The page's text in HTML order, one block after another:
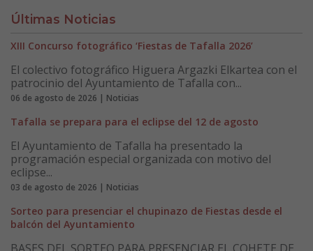
Últimas Noticias
XIII Concurso fotográfico ‘Fiestas de Tafalla 2026’
El colectivo fotográfico Higuera Argazki Elkartea con el
patrocinio del Ayuntamiento de Tafalla con...
06 de agosto de 2026 | Noticias
Tafalla se prepara para el eclipse del 12 de agosto
El Ayuntamiento de Tafalla ha presentado la
programación especial organizada con motivo del
eclipse...
03 de agosto de 2026 | Noticias
Sorteo para presenciar el chupinazo de Fiestas desde el
balcón del Ayuntamiento